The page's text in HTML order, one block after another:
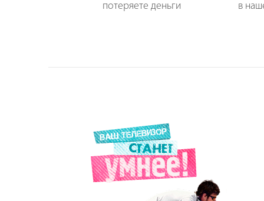
потеряете деньги
в